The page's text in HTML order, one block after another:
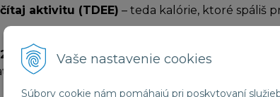
Vaše nastavenie cookies
Súbory cookie nám pomáhajú pri poskytovaní
aktivitu (TDEE) – teda kalórie, ktoré spáliš
až 300 kcal denne navyše– to je tvoj
len vytvoriť anabolické prostredie pre svaly.